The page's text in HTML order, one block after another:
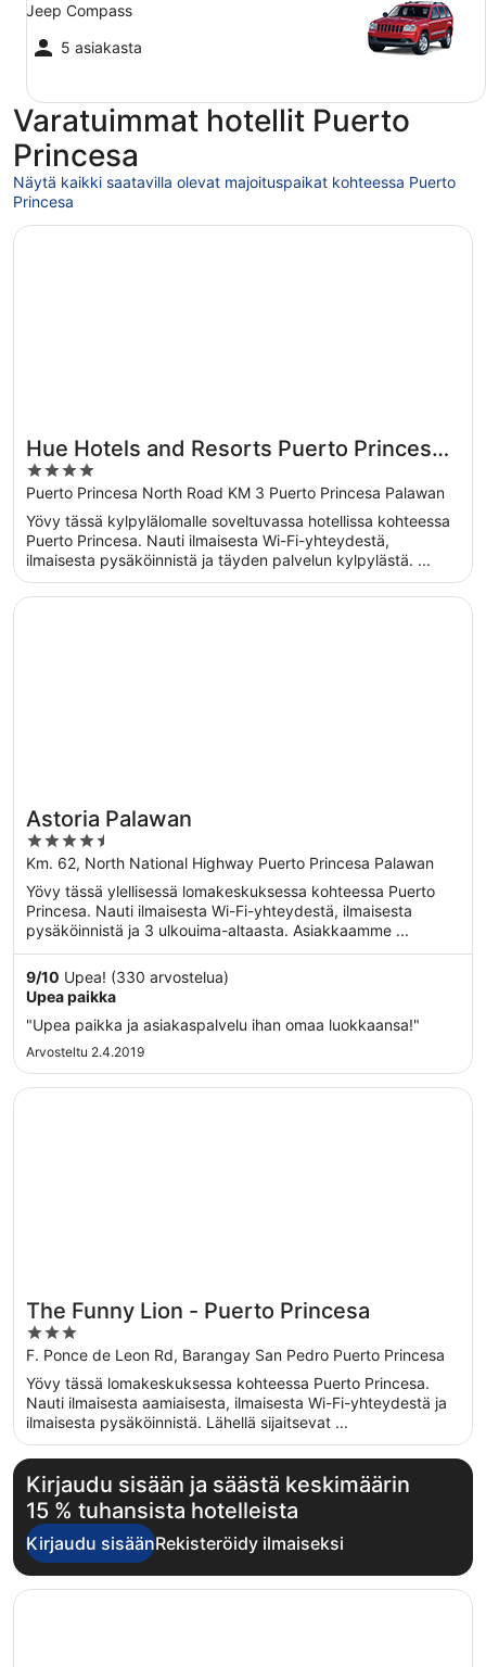
Jeep Compass
5 asiakasta
Varatuimmat hotellit Puerto
Princesa
Näytä kaikki saatavilla olevat majoituspaikat kohteessa Puerto
Princesa
Hue Hotels and Resorts Puerto Princesa
Managed by HII
4
out
of
5
Puerto Princesa North Road KM 3 Puerto Princesa Palawan
Yövy tässä kylpylälomalle soveltuvassa hotellissa kohteessa
Puerto Princesa. Nauti ilmaisesta Wi-Fi-yhteydestä,
ilmaisesta pysäköinnistä ja täyden palvelun kylpylästä. ...
Avautuu uuteen ikkunaan
Hue Hotels and Resorts Puerto Princesa Managed by HII
Astoria Palawan
4.5
out
of
5
Km. 62, North National Highway Puerto Princesa Palawan
Yövy tässä ylellisessä lomakeskuksessa kohteessa Puerto
Princesa. Nauti ilmaisesta Wi-Fi-yhteydestä, ilmaisesta
pysäköinnistä ja 3 ulkouima-altaasta. Asiakkaamme ...
9/10 Upea! (330 arvostelua)
Upea paikka
"Upea paikka ja asiakaspalvelu ihan omaa luokkaansa!"
Arvosteltu 2.4.2019
Avautuu uuteen ikkunaan
Astoria Palawan
The Funny Lion - Puerto Princesa
3
out
of
5
F. Ponce de Leon Rd, Barangay San Pedro Puerto Princesa
Yövy tässä lomakeskuksessa kohteessa Puerto Princesa.
Nauti ilmaisesta aamiaisesta, ilmaisesta Wi-Fi-yhteydestä ja
ilmaisesta pysäköinnistä. Lähellä sijaitsevat ...
Avautuu uuteen ikkunaan
The Funny Lion - Puerto Princesa
Kirjaudu sisään ja säästä keskimäärin
15 % tuhansista hotelleista
Kirjaudu sisäänRekisteröidy ilmaiseksi
Avautuu uuteen ikkunaan
Four Points by Sheraton Palawan Puerto Princesa